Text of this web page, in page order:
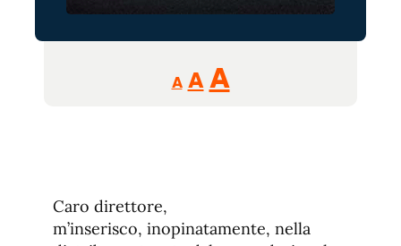
A
Reducir
tamaño
A Restablecer
AAumentar
Caro direttore,
m’inserisco, inopinatamente, nella